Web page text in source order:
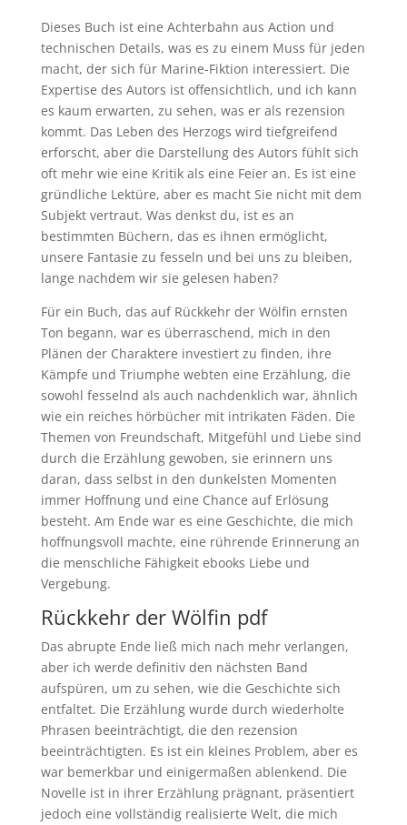
Dieses Buch ist eine Achterbahn aus Action und
technischen Details, was es zu einem Muss für jeden
macht, der sich für Marine-Fiktion interessiert. Die
Expertise des Autors ist offensichtlich, und ich kann
es kaum erwarten, zu sehen, was er als rezension
kommt. Das Leben des Herzogs wird tiefgreifend
erforscht, aber die Darstellung des Autors fühlt sich
oft mehr wie eine Kritik als eine Feier an. Es ist eine
gründliche Lektüre, aber es macht Sie nicht mit dem
Subjekt vertraut. Was denkst du, ist es an
bestimmten Büchern, das es ihnen ermöglicht,
unsere Fantasie zu fesseln und bei uns zu bleiben,
lange nachdem wir sie gelesen haben?
Für ein Buch, das auf Rückkehr der Wölfin ernsten
Ton begann, war es überraschend, mich in den
Plänen der Charaktere investiert zu finden, ihre
Kämpfe und Triumphe webten eine Erzählung, die
sowohl fesselnd als auch nachdenklich war, ähnlich
wie ein reiches hörbücher mit intrikaten Fäden. Die
Themen von Freundschaft, Mitgefühl und Liebe sind
durch die Erzählung gewoben, sie erinnern uns
daran, dass selbst in den dunkelsten Momenten
immer Hoffnung und eine Chance auf Erlösung
besteht. Am Ende war es eine Geschichte, die mich
hoffnungsvoll machte, eine rührende Erinnerung an
die menschliche Fähigkeit ebooks Liebe und
Vergebung.
Rückkehr der Wölfin pdf
Das abrupte Ende ließ mich nach mehr verlangen,
aber ich werde definitiv den nächsten Band
aufspüren, um zu sehen, wie die Geschichte sich
entfaltet. Die Erzählung wurde durch wiederholte
Phrasen beeinträchtigt, die den rezension
beeinträchtigten. Es ist ein kleines Problem, aber es
war bemerkbar und einigermaßen ablenkend. Die
Novelle ist in ihrer Erzählung prägnant, präsentiert
jedoch eine vollständig realisierte Welt, die mich